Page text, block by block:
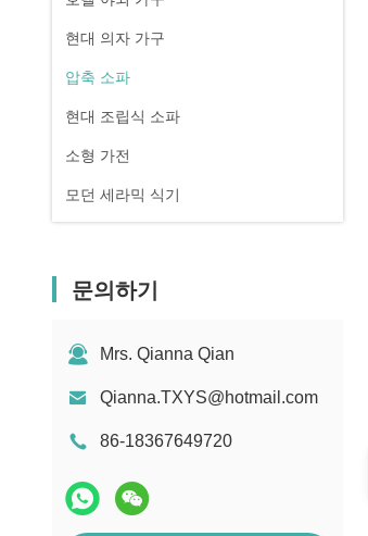
현대 의자 가구
압축 소파
현대 조립식 소파
소형 가전
모던 세라믹 식기
문의하기
Mrs. Qianna Qian
Qianna.TXYS@hotmail.com
86-18367649720